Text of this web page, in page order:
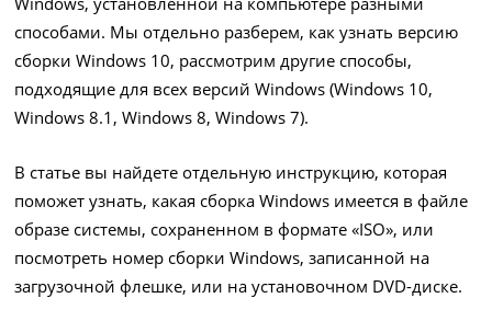
способами. Мы отдельно разберем, как узнать версию
сборки Windows 10, рассмотрим другие способы,
подходящие для всех версий Windows (Windows 10,
Windows 8.1, Windows 8, Windows 7).
В статье вы найдете отдельную инструкцию, которая
поможет узнать, какая сборка Windows имеется в файле
образе системы, сохраненном в формате «ISO», или
посмотреть номер сборки Windows, записанной на
загрузочной флешке, или на установочном DVD-диске.